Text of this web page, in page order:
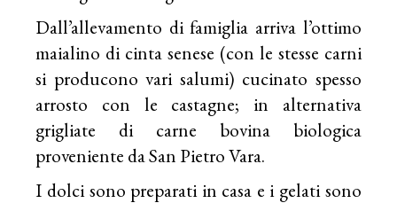
Dall’allevamento di famiglia arriva l’ottimo
maialino di cinta senese (con le stesse carni
si producono vari salumi) cucinato spesso
arrosto con le castagne; in alternativa
grigliate di carne bovina biologica
proveniente da San Pietro Vara.
I dolci sono preparati in casa e i gelati sono